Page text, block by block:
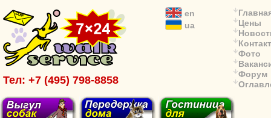
Тел: +7 (495) 798-8858
en
ua
Цены
Фото
Форум